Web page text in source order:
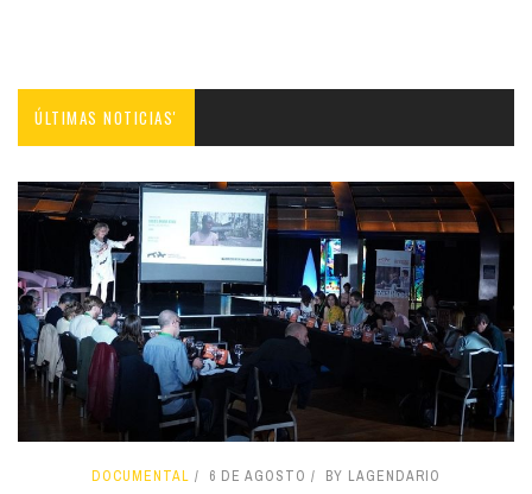
ÚLTIMAS NOTICIAS'
DOCUMENTAL 6 DE AGOSTO BY LAGENDARIO